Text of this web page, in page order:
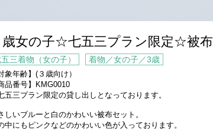
歳女の子☆七五三プラン限定☆被布
三着物（女の子） 着物／女の子／3歳
象年齢】(３歳向け）
品番号】KMG0010
五三プラン限定の貸し出しとなっております。
しいブルーと白のかわいい被布セット。
中にもピンクなどのかわいい色が入っております。